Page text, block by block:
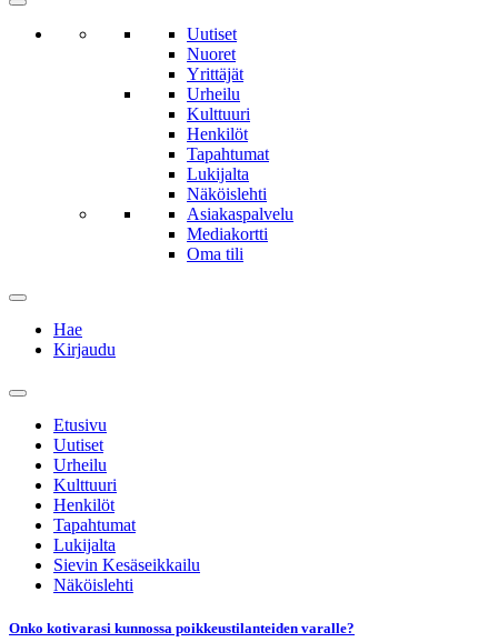
Uutiset
Nuoret
Yrittäjät
Urheilu
Kulttuuri
Henkilöt
Tapahtumat
Lukijalta
Näköislehti
Asiakaspalvelu
Mediakortti
Oma tili
Hae
Kirjaudu
Etusivu
Uutiset
Urheilu
Kulttuuri
Henkilöt
Tapahtumat
Lukijalta
Sievin Kesäseikkailu
Näköislehti
Onko kotivarasi kunnossa poikkeustilanteiden varalle?